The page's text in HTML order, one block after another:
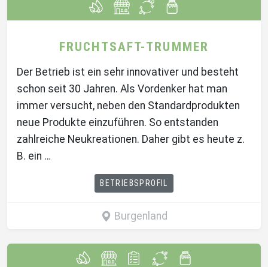
FRUCHTSAFT-TRUMMER
Der Betrieb ist ein sehr innovativer und besteht
schon seit 30 Jahren. Als Vordenker hat man
immer versucht, neben den Standardprodukten
neue Produkte einzuführen. So entstanden
zahlreiche Neukreationen. Daher gibt es heute z.
B. ein …
BETRIEBSPROFIL
Burgenland